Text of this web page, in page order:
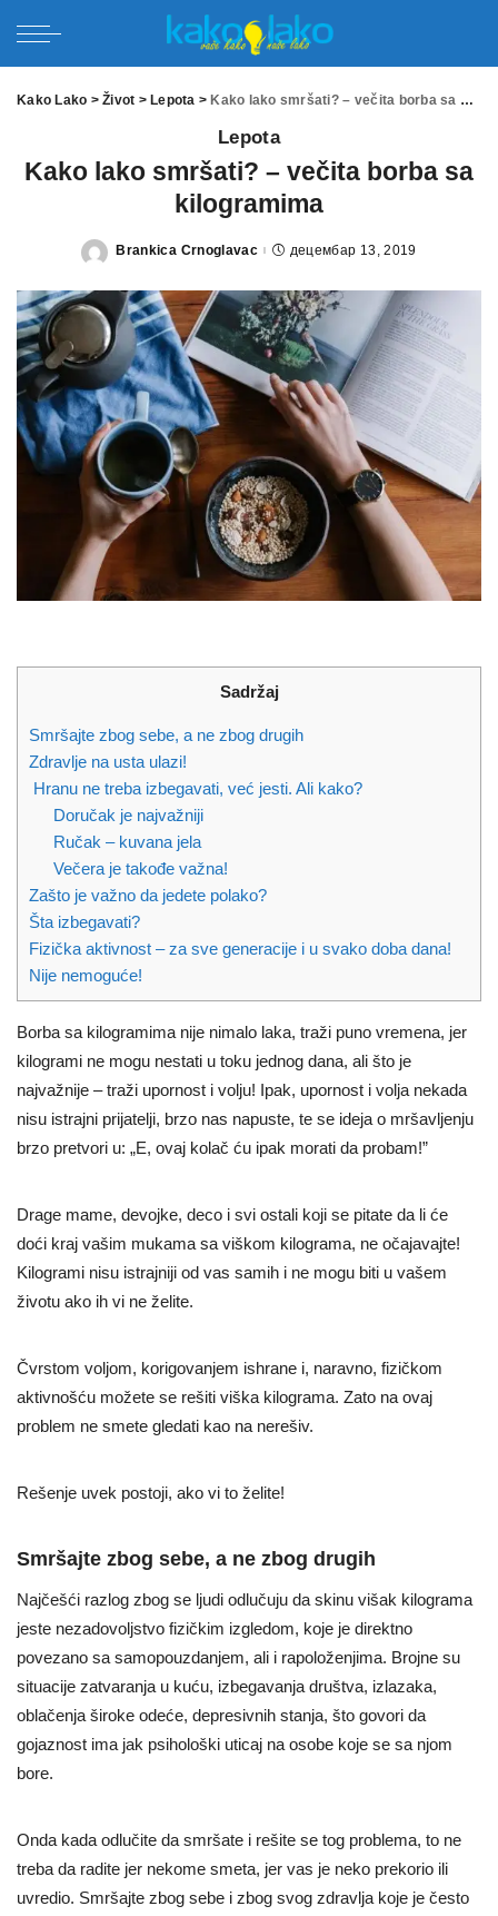
Kako Lako >Život > Lepota > Kako lako smršati? – večita borba sa kilogramima
Lepota
Kako lako smršati? – večita borba sa
kilogramima
Posted
Brankica Crnoglavac децембар 13, 2019
Sadržaj
Smršajte zbog sebe, a ne zbog drugih
Zdravlje na usta ulazi!
Hranu ne treba izbegavati, već jesti. Ali kako?
Doručak je najvažniji
Ručak – kuvana jela
Večera je takođe važna!
Zašto je važno da jedete polako?
Šta izbegavati?
Fizička aktivnost – za sve generacije i u svako doba dana!
Nije nemoguće!
Borba sa kilogramima nije nimalo laka, traži puno vremena, jer
kilogrami ne mogu nestati u toku jednog dana, ali što je
najvažnije – traži upornost i volju! Ipak, upornost i volja nekada
nisu istrajni prijatelji, brzo nas napuste, te se ideja o mršavljenju
brzo pretvori u: „E, ovaj kolač ću ipak morati da probam!”
Drage mame, devojke, deco i svi ostali koji se pitate da li će
doći kraj vašim mukama sa viškom kilograma, ne očajavajte!
Kilogrami nisu istrajniji od vas samih i ne mogu biti u vašem
životu ako ih vi ne želite.
Čvrstom voljom, korigovanjem ishrane i, naravno, fizičkom
aktivnošću možete se rešiti viška kilograma. Zato na ovaj
problem ne smete gledati kao na nerešiv.
Rešenje uvek postoji, ako vi to želite!
Smršajte zbog sebe, a ne zbog drugih
Najčešći razlog zbog se ljudi odlučuju da skinu višak kilograma
jeste nezadovoljstvo fizičkim izgledom, koje je direktno
povezano sa samopouzdanjem, ali i rapoloženjima. Brojne su
situacije zatvaranja u kuću, izbegavanja društva, izlazaka,
oblačenja široke odeće, depresivnih stanja, što govori da
gojaznost ima jak psihološki uticaj na osobe koje se sa njom
bore.
Onda kada odlučite da smršate i rešite se tog problema, to ne
treba da radite jer nekome smeta, jer vas je neko prekorio ili
uvredio. Smršajte zbog sebe i zbog svog zdravlja koje je često